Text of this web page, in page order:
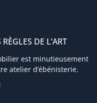
DE L’ART
est minutieusement
atelier d’ébénisterie.